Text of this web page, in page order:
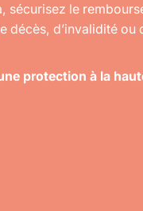
sécurisez le
d’invalidité ou
protection à la